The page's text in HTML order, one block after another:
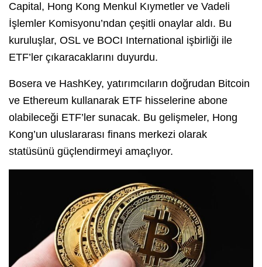
Capital, Hong Kong Menkul Kıymetler ve Vadeli
İşlemler Komisyonu’ndan çeşitli onaylar aldı. Bu
kuruluşlar, OSL ve BOCI International işbirliği ile
ETF’ler çıkaracaklarını duyurdu.
Bosera ve HashKey, yatırımcıların doğrudan Bitcoin
ve Ethereum kullanarak ETF hisselerine abone
olabileceği ETF’ler sunacak. Bu gelişmeler, Hong
Kong’un uluslararası finans merkezi olarak
statüsünü güçlendirmeyi amaçlıyor.